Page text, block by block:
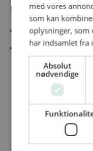
Information
Cookiepolitk
Persondatapolitik
© Dansk
med vores
som kan
oplysninger, som
har indsamlet fra
Absolut
nødvendige